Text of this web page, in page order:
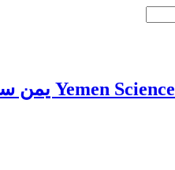
Yemen Science يمن ساينس: الشبكة اليمنية للعلوم والبيئة، موقع يهتم بأخبار العلوم والتكنولوجيا والصحة والبيئة والسكان